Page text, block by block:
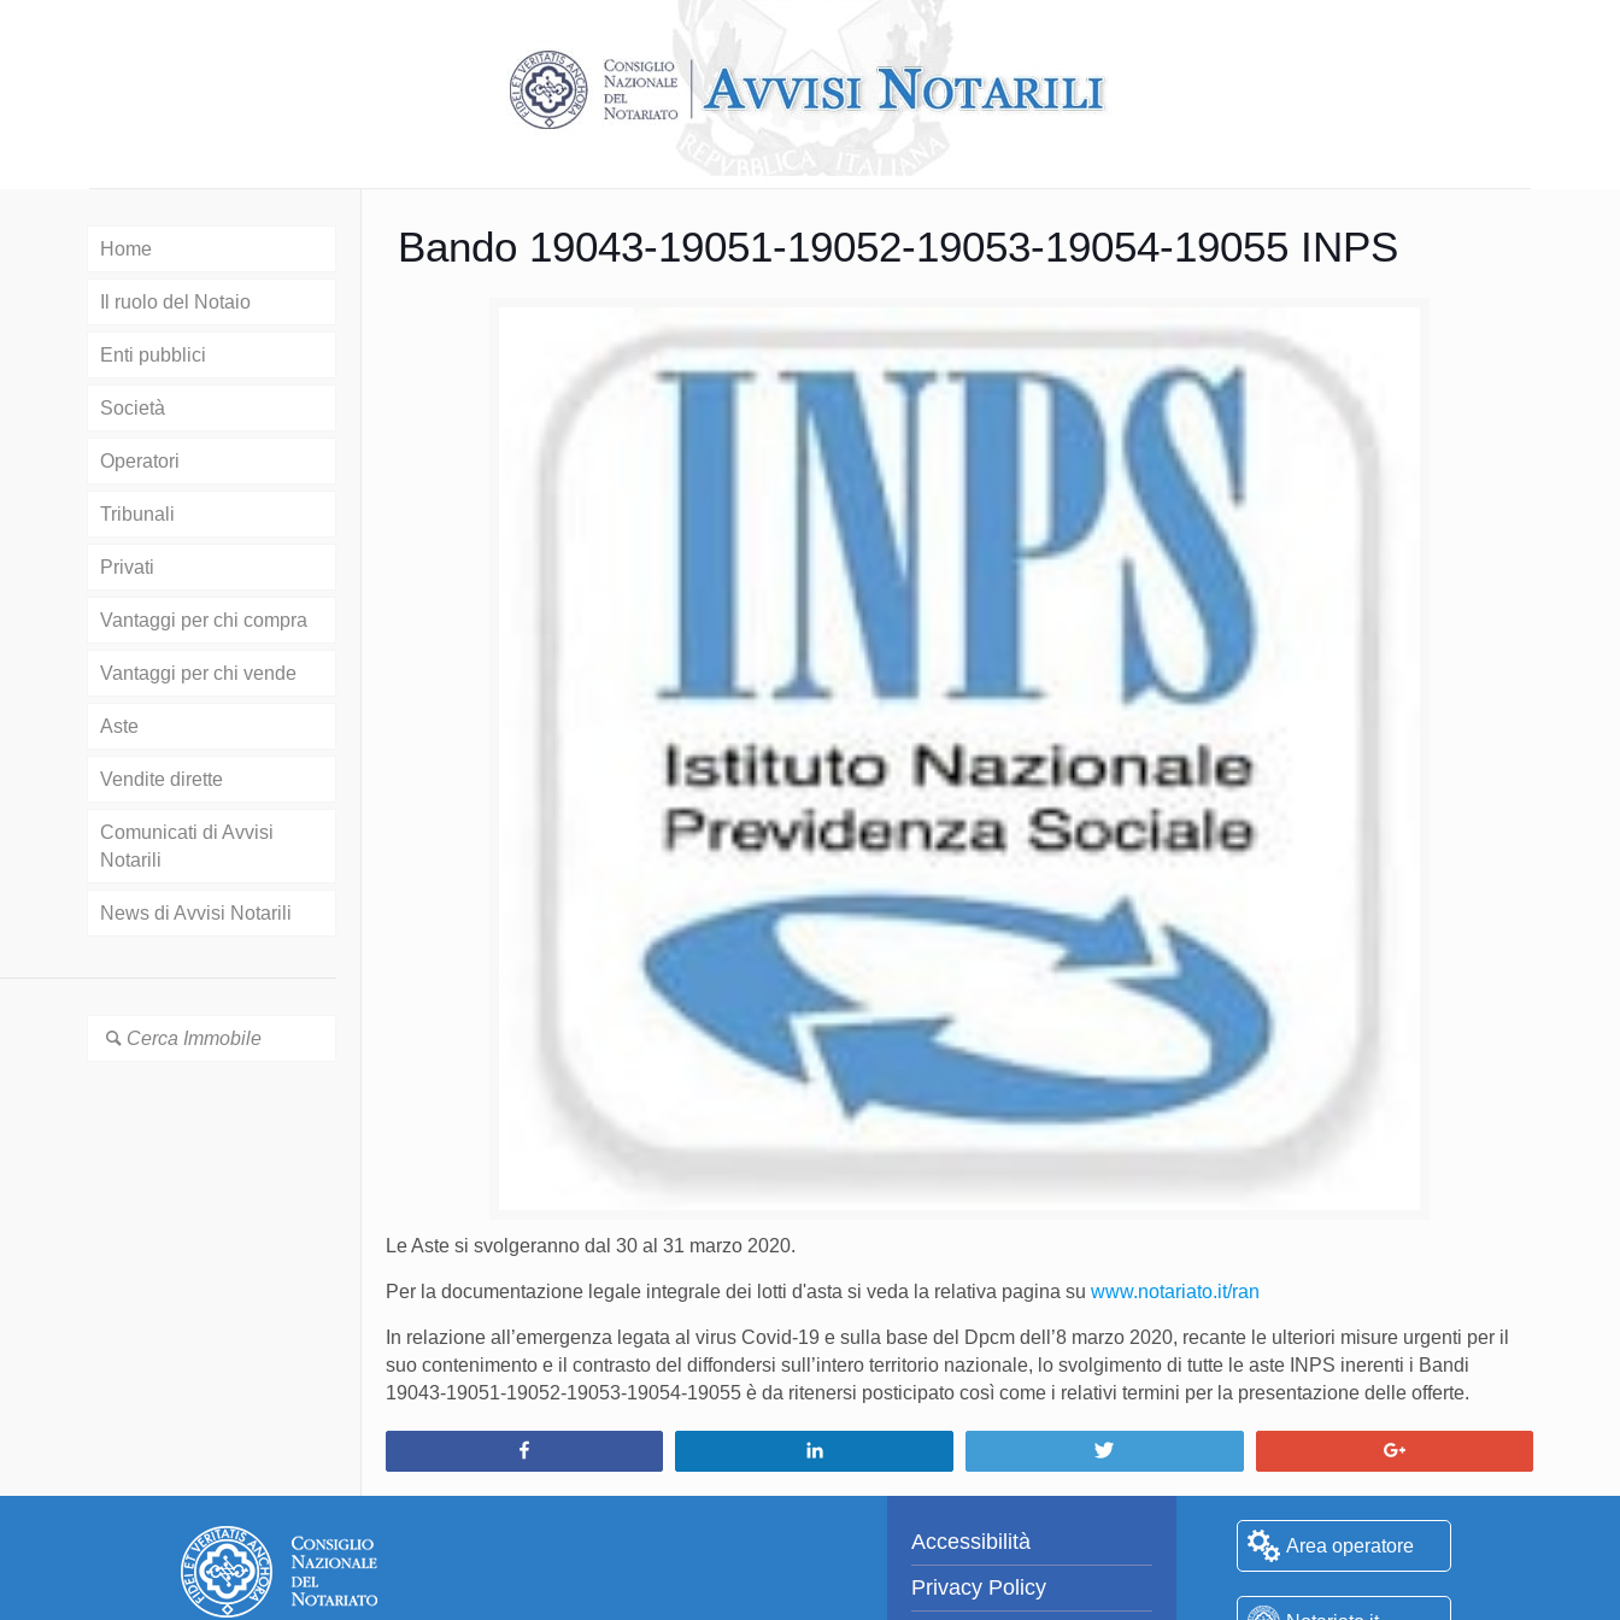
Bando 19043-19051-19052-19053-19054-19055 INPS
Le Aste si svolgeranno dal 30 al 31 marzo 2020.
Per la documentazione legale integrale dei lotti d'asta si veda la relativa pagina su www.notariato.it/ran
In relazione all’emergenza legata al virus Covid-19 e sulla base del Dpcm dell’8 marzo 2020, recante le ulteriori misure urgenti per il
suo contenimento e il contrasto del diffondersi sull’intero territorio nazionale, lo svolgimento di tutte le aste INPS inerenti i Bandi
19043-19051-19052-19053-19054-19055 è da ritenersi posticipato così come i relativi termini per la presentazione delle offerte.
Home
Il ruolo del Notaio
Enti pubblici
Società
Operatori
Tribunali
Privati
Vantaggi per chi compra
Vantaggi per chi vende
Aste
Vendite dirette
Comunicati di Avvisi
Notarili
News di Avvisi Notarili
Cerca Immobile
Area operatore
Accessibilità
Privacy Policy